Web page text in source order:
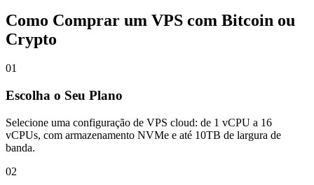
Como Comprar um VPS com Bitcoin ou
Crypto
01
Escolha o Seu Plano
Selecione uma configuração de VPS cloud: de 1 vCPU a 16
vCPUs, com armazenamento NVMe e até 10TB de largura de
banda.
02